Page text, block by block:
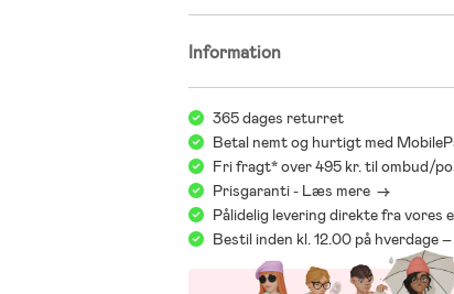
Information
365 dages returret
Betal nemt og hurtigt med
Fri fragt* over 495 kr. til ombud/
Prisgaranti - Læs mere ->
Pålidelig levering direkte fra vores
Bestil inden kl. 12.00 på hverdage